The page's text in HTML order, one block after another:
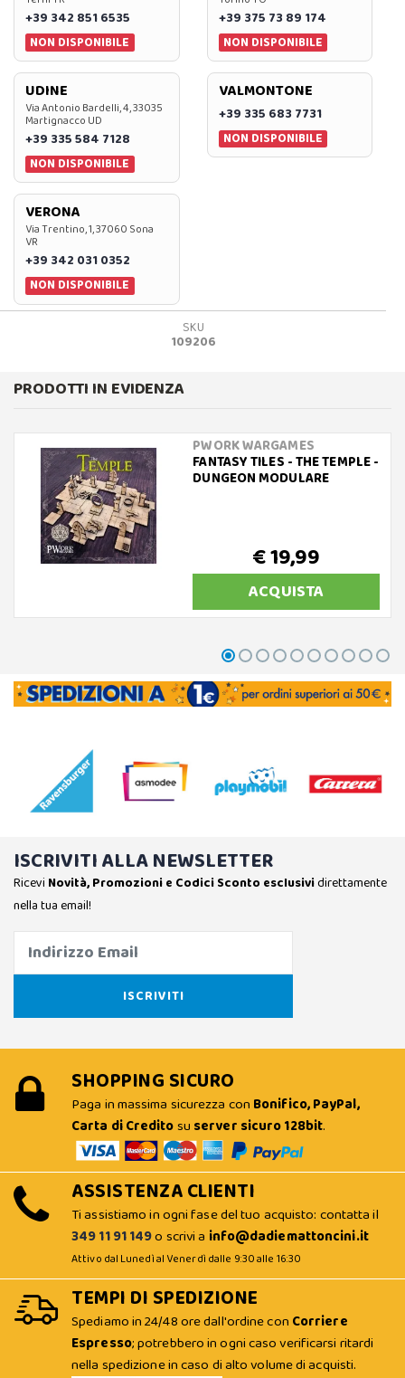
+39 342 851 6535
NON DISPONIBILE
+39 375 73 89 174
NON DISPONIBILE
UDINE
Via Antonio Bardelli, 4, 33035
Martignacco UD
+39 335 584 7128
NON DISPONIBILE
VALMONTONE
+39 335 683 7731
NON DISPONIBILE
VERONA
Via Trentino, 1, 37060 Sona
VR
+39 342 031 0352
NON DISPONIBILE
SKU
109206
PRODOTTI IN EVIDENZA
PWORK WARGAMES
FANTASY TILES - THE TEMPLE -
DUNGEON MODULARE
€ 19,99
ACQUISTA
ISCRIVITI ALLA NEWSLETTER
Ricevi Novità, Promozioni e Codici Sconto esclusividirettamente
nella tua email!
SHOPPING SICURO
Paga in massima sicurezza con Bonifico, PayPal,
Carta di Creditosu server sicuro 128bit.
ASSISTENZA CLIENTI
Ti assistiamo in ogni fase del tuo acquisto: contatta il
349 11 91 149o scrivi a info@dadiemattoncini.it
Attivo dal Lunedì al Venerdì dalle 9:30 alle 16:30
TEMPI DI SPEDIZIONE
Spediamo in 24/48 ore dall'ordine con Corriere
Espresso; potrebbero in ogni caso verificarsi ritardi
nella spedizione in caso di alto volume di acquisti.